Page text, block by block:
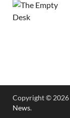
Copyright © 2026
News.